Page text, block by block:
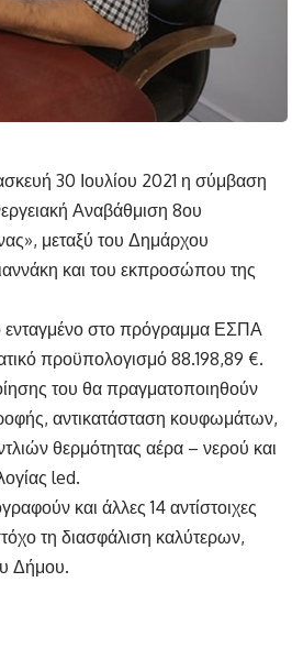
30 Ιουλίου 2021 η σύμβαση
Αναβάθμιση 8ου
μεταξύ του Δημάρχου
και του εκπροσώπου της
ενταγμένο στο πρόγραμμα ΕΣΠΑ
προϋπολογισμό 88.198,89 €.
του θα πραγματοποιηθούν
αντικατάσταση κουφωμάτων,
θερμότητας αέρα – νερού και
led.
και άλλες 14 αντίστοιχες
τη διασφάλιση καλύτερων,
Δήμου.